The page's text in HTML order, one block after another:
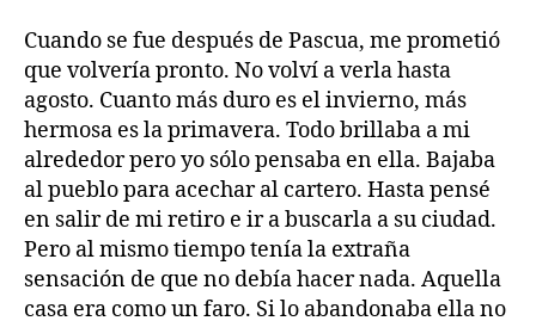
Cuando se fue después de Pascua, me prometió
que volvería pronto. No volví a verla hasta
agosto. Cuanto más duro es el invierno, más
hermosa es la primavera. Todo brillaba a mi
alrededor pero yo sólo pensaba en ella. Bajaba
al pueblo para acechar al cartero. Hasta pensé
en salir de mi retiro e ir a buscarla a su ciudad.
Pero al mismo tiempo tenía la extraña
sensación de que no debía hacer nada. Aquella
casa era como un faro. Si lo abandonaba ella no